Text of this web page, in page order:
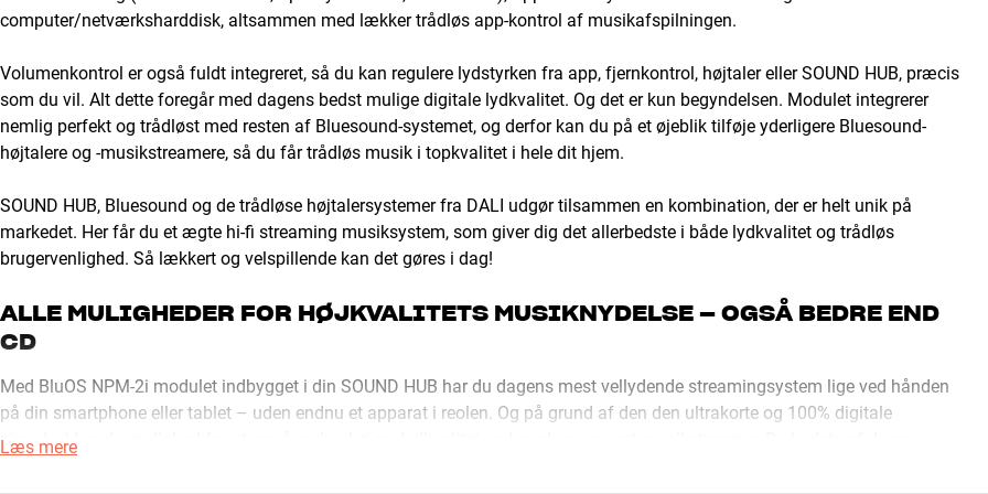
computer/netværksharddisk, altsammen med lækker trådløs app-kontrol af musikafspilningen.
Volumenkontrol er også fuldt integreret, så du kan regulere lydstyrken fra app, fjernkontrol, højtaler eller SOUND HUB, præcis
som du vil. Alt dette foregår med dagens bedst mulige digitale lydkvalitet. Og det er kun begyndelsen. Modulet integrerer
nemlig perfekt og trådløst med resten af Bluesound-systemet, og derfor kan du på et øjeblik tilføje yderligere Bluesound-
højtalere og -musikstreamere, så du får trådløs musik i topkvalitet i hele dit hjem.
SOUND HUB, Bluesound og de trådløse højtalersystemer fra DALI udgør tilsammen en kombination, der er helt unik på
markedet. Her får du et ægte hi-fi streaming musiksystem, som giver dig det allerbedste i både lydkvalitet og trådløs
brugervenlighed. Så lækkert og velspillende kan det gøres i dag!
ALLE MULIGHEDER FOR HØJKVALITETS MUSIKNYDELSE – OGSÅ BEDRE END
CD
Med BluOS NPM-2i modulet indbygget i din SOUND HUB har du dagens mest vellydende streamingsystem lige ved hånden
på din smartphone eller tablet – uden endnu et apparat i reolen. Og på grund af den den ultrakorte og 100% digitale
signalvej har du mulighed for at opnå endnu højere lydkvalitet end med en separat musikstreamer. De bedste af dagens
Læs mere